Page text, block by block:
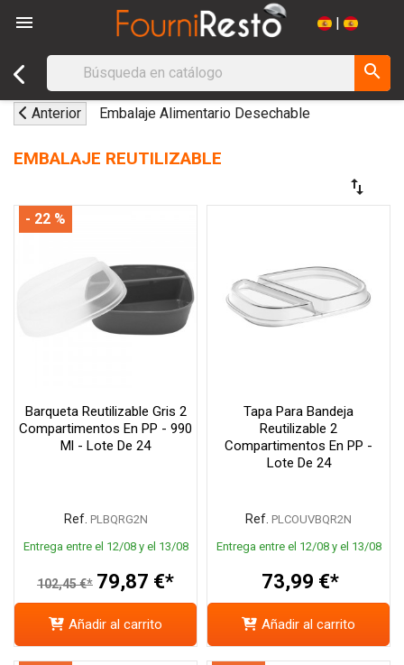
 |
search
Anterior Embalaje Alimentario Desechable
EMBALAJE REUTILIZABLE
swap_vert
Barqueta Reutilizable Gris 2
Compartimentos En PP - 990
Ml - Lote De 24
Ref. PLBQRG2N
Entrega entre el 12/08 y el 13/08
102,45 €* 79,87 €*
- 22 %
Añadir al carrito
Tapa Para Bandeja
Reutilizable 2
Compartimentos En PP -
Lote De 24
Ref. PLCOUVBQR2N
Entrega entre el 12/08 y el 13/08
73,99 €*
Añadir al carrito